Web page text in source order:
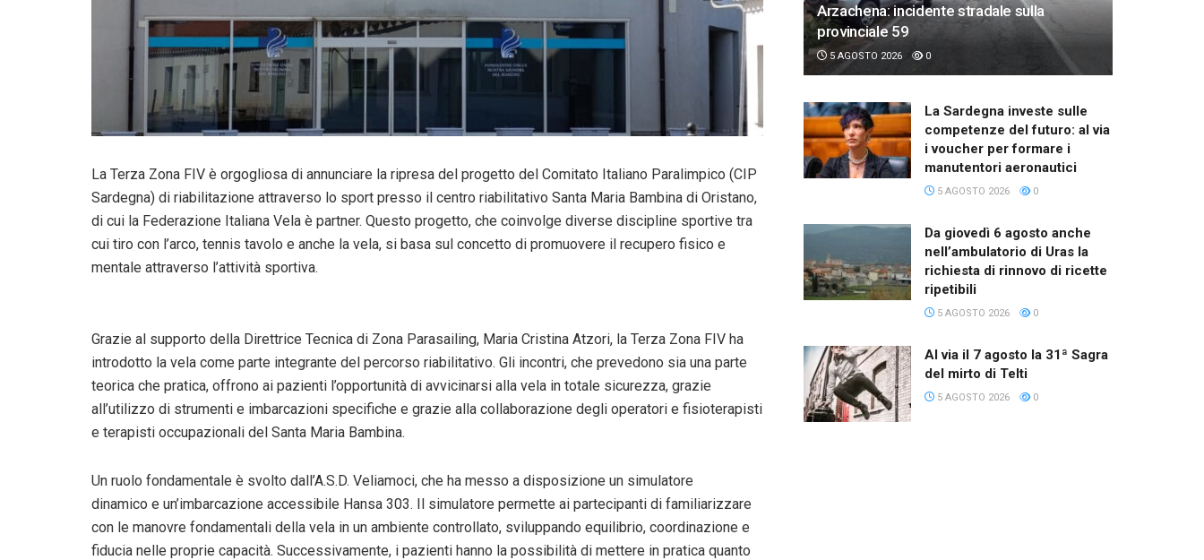
La Terza Zona FIV è orgogliosa di annunciare la ripresa del progetto del Comitato Italiano Paralimpico (CIP
Sardegna) di riabilitazione attraverso lo sport presso il centro riabilitativo Santa Maria Bambina di Oristano,
di cui la Federazione Italiana Vela è partner. Questo progetto, che coinvolge diverse discipline sportive tra
cui tiro con l’arco, tennis tavolo e anche la vela, si basa sul concetto di promuovere il recupero fisico e
mentale attraverso l’attività sportiva.
Grazie al supporto della Direttrice Tecnica di Zona Parasailing, Maria Cristina Atzori, la Terza Zona FIV ha
introdotto la vela come parte integrante del percorso riabilitativo. Gli incontri, che prevedono sia una parte
teorica che pratica, offrono ai pazienti l’opportunità di avvicinarsi alla vela in totale sicurezza, grazie
all’utilizzo di strumenti e imbarcazioni specifiche e grazie alla collaborazione degli operatori e fisioterapisti
e terapisti occupazionali del Santa Maria Bambina.
Un ruolo fondamentale è svolto dall’A.S.D. Veliamoci, che ha messo a disposizione un simulatore
dinamico e un’imbarcazione accessibile Hansa 303. Il simulatore permette ai partecipanti di familiarizzare
con le manovre fondamentali della vela in un ambiente controllato, sviluppando equilibrio, coordinazione e
fiducia nelle proprie capacità. Successivamente, i pazienti hanno la possibilità di mettere in pratica quanto
Arzachena: incidente stradale sulla
provinciale 59
5 AGOSTO 2026 0
La Sardegna investe sulle
competenze del futuro: al via
i voucher per formare i
manutentori aeronautici
5 AGOSTO 2026 0
Da giovedì 6 agosto anche
nell’ambulatorio di Uras la
richiesta di rinnovo di ricette
ripetibili
5 AGOSTO 2026 0
Al via il 7 agosto la 31ª Sagra
del mirto di Telti
5 AGOSTO 2026 0